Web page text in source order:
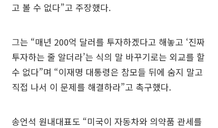
고 볼 수 없다”고 주장했다.
그는 “매년 200억 달러를 투자하겠다고 해놓고 ‘진짜
투자하는 줄 알더라’는 식의 말 바꾸기로는 외교를 할
수 없다”며 “이재명 대통령은 참모들 뒤에 숨지 말고
직접 나서 이 문제를 해결하라”고 촉구했다.
송언석 원내대표도 “미국이 자동차와 의약품 관세를